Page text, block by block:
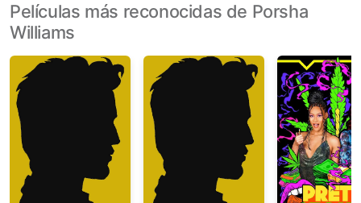
Películas más reconocidas de Porsha
Williams